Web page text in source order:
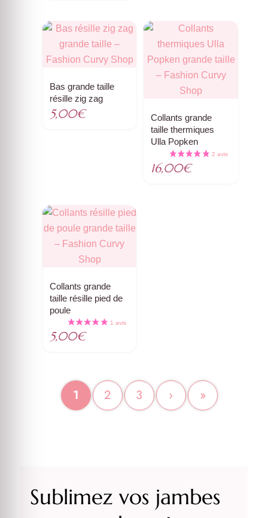
Bas grande taille
résille zig zag
5,00€
Collants grande
taille thermiques
Ulla Popken
16,00€
Collants grande
taille résille pied de
poule
5,00€
1 2 3 › »
Sublimez vos jambes